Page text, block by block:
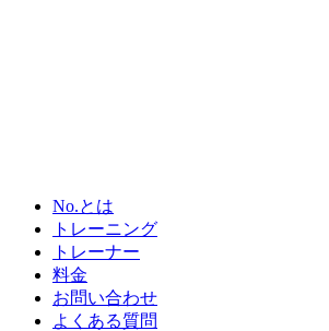
No.とは
トレーニング
トレーナー
料金
お問い合わせ
よくある質問